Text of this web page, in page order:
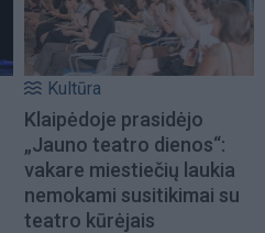
Kultūra
Klaipėdoje prasidėjo
„Jauno teatro dienos“:
vakare miestiečių laukia
nemokami susitikimai su
teatro kūrėjais